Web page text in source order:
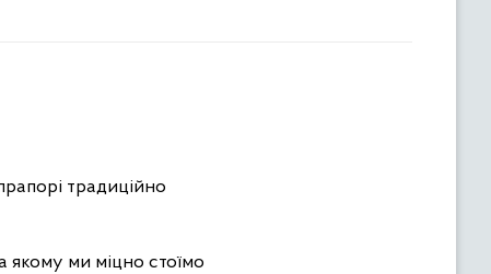
традиційно
якому ми міцно стоїмо